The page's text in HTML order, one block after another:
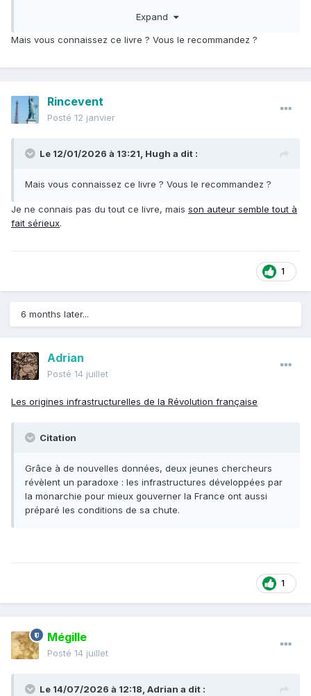
:https://amzn.eu/d/dwxy6ch
Expand
Mais vous connaissez ce livre ? Vous le recommandez ?
Rincevent
Posté 12 janvier
Le 12/01/2026 à 13:21, Hugh a dit :
Mais vous connaissez ce livre ? Vous le recommandez ?
Je ne connais pas du tout ce livre, mais son auteur semble tout à
fait sérieux.
1
6 months later...
Adrian
Posté 14 juillet
Les origines infrastructurelles de la Révolution française
Citation
Grâce à de nouvelles données, deux jeunes chercheurs
révèlent un paradoxe : les infrastructures développées par
la monarchie pour mieux gouverner la France ont aussi
préparé les conditions de sa chute.
1
Mégille
Posté 14 juillet
Le 14/07/2026 à 12:18, Adrian a dit :